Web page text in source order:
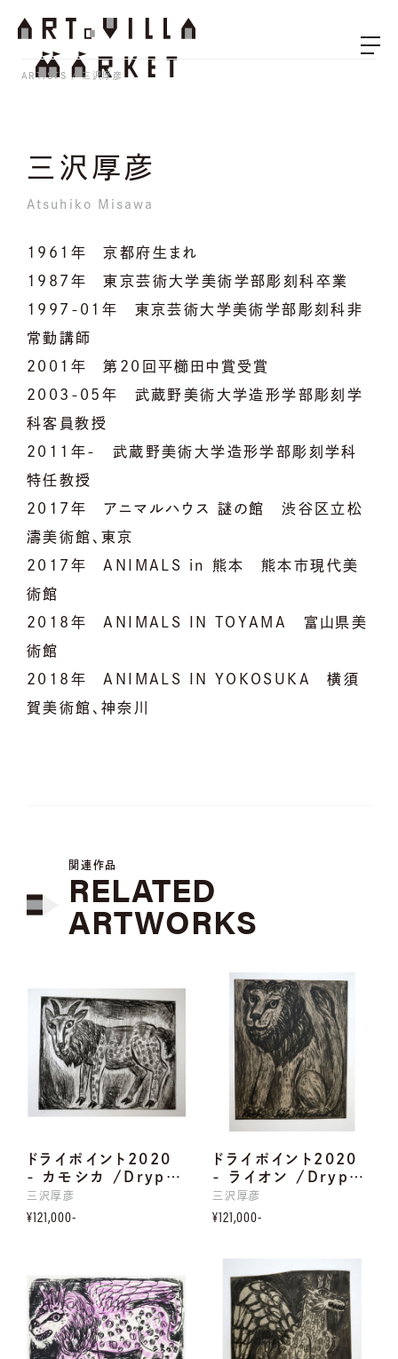
ARTISTS 三沢厚彦
三沢厚彦
Atsuhiko Misawa
1961年 京都府生まれ
1987年 東京芸術大学美術学部彫刻科卒業
1997-01年 東京芸術大学美術学部彫刻科非
常勤講師
2001年 第20回平櫛田中賞受賞
2003-05年 武蔵野美術大学造形学部彫刻学
科客員教授
2011年- 武蔵野美術大学造形学部彫刻学科
特任教授
2017年 アニマルハウス 謎の館 渋谷区立松
濤美術館、東京
2017年 ANIMALS in 熊本 熊本市現代美
術館
2018年 ANIMALS IN TOYAMA 富山県美
術館
2018年 ANIMALS IN YOKOSUKA 横須
賀美術館、神奈川
関連作品
RELATED
ARTWORKS
ドライポイント2020
- カモシカ /Dryp…
三沢厚彦
¥121,000-
ドライポイント2020
- ライオン /Dryp…
三沢厚彦
¥121,000-